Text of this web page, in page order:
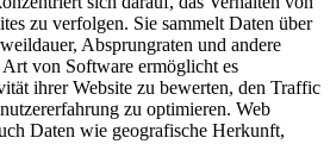
zu verfolgen. Sie sammelt Daten über
Absprungraten und andere
von Software ermöglicht es
ihrer Website zu bewerten, den Traffic
zu optimieren. Web
Daten wie geografische Herkunft,